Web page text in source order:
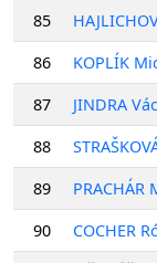
85
86
KOPLÍK
87
JINDRA
88
89
PRACHÁR
90
COCHER